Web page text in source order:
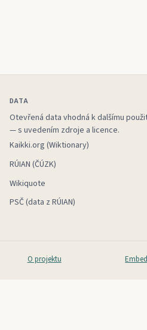
DATA
Otevřená data vhodná k dalšímu
— s uvedením zdroje a licence.
Kaikki.org (Wiktionary)
RÚIAN (ČÚZK)
Wikiquote
PSČ (data z RÚIAN)
O projektu